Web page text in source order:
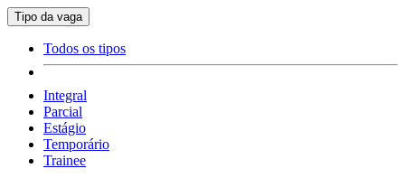
Tipo da vaga
Todos os tipos
Integral
Parcial
Estágio
Temporário
Trainee